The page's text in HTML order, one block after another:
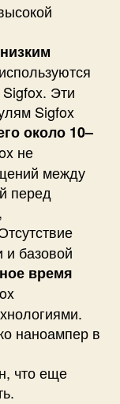
Эти
Sigfox
около 10–
не
между
перед
и базовой
время
наноампер в
что еще